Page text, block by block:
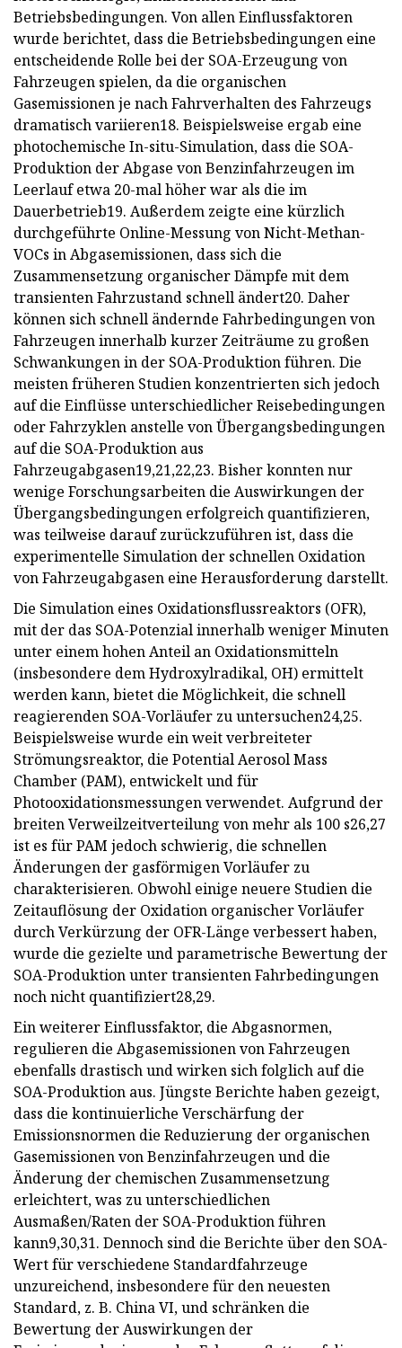
Betriebsbedingungen. Von allen Einflussfaktoren
wurde berichtet, dass die Betriebsbedingungen eine
entscheidende Rolle bei der SOA-Erzeugung von
Fahrzeugen spielen, da die organischen
Gasemissionen je nach Fahrverhalten des Fahrzeugs
dramatisch variieren18. Beispielsweise ergab eine
photochemische In-situ-Simulation, dass die SOA-
Produktion der Abgase von Benzinfahrzeugen im
Leerlauf etwa 20-mal höher war als die im
Dauerbetrieb19. Außerdem zeigte eine kürzlich
durchgeführte Online-Messung von Nicht-Methan-
VOCs in Abgasemissionen, dass sich die
Zusammensetzung organischer Dämpfe mit dem
transienten Fahrzustand schnell ändert20. Daher
können sich schnell ändernde Fahrbedingungen von
Fahrzeugen innerhalb kurzer Zeiträume zu großen
Schwankungen in der SOA-Produktion führen. Die
meisten früheren Studien konzentrierten sich jedoch
auf die Einflüsse unterschiedlicher Reisebedingungen
oder Fahrzyklen anstelle von Übergangsbedingungen
auf die SOA-Produktion aus
Fahrzeugabgasen19,21,22,23. Bisher konnten nur
wenige Forschungsarbeiten die Auswirkungen der
Übergangsbedingungen erfolgreich quantifizieren,
was teilweise darauf zurückzuführen ist, dass die
experimentelle Simulation der schnellen Oxidation
von Fahrzeugabgasen eine Herausforderung darstellt.
Die Simulation eines Oxidationsflussreaktors (OFR),
mit der das SOA-Potenzial innerhalb weniger Minuten
unter einem hohen Anteil an Oxidationsmitteln
(insbesondere dem Hydroxylradikal, OH) ermittelt
werden kann, bietet die Möglichkeit, die schnell
reagierenden SOA-Vorläufer zu untersuchen24,25.
Beispielsweise wurde ein weit verbreiteter
Strömungsreaktor, die Potential Aerosol Mass
Chamber (PAM), entwickelt und für
Photooxidationsmessungen verwendet. Aufgrund der
breiten Verweilzeitverteilung von mehr als 100 s26,27
ist es für PAM jedoch schwierig, die schnellen
Änderungen der gasförmigen Vorläufer zu
charakterisieren. Obwohl einige neuere Studien die
Zeitauflösung der Oxidation organischer Vorläufer
durch Verkürzung der OFR-Länge verbessert haben,
wurde die gezielte und parametrische Bewertung der
SOA-Produktion unter transienten Fahrbedingungen
noch nicht quantifiziert28,29.
Ein weiterer Einflussfaktor, die Abgasnormen,
regulieren die Abgasemissionen von Fahrzeugen
ebenfalls drastisch und wirken sich folglich auf die
SOA-Produktion aus. Jüngste Berichte haben gezeigt,
dass die kontinuierliche Verschärfung der
Emissionsnormen die Reduzierung der organischen
Gasemissionen von Benzinfahrzeugen und die
Änderung der chemischen Zusammensetzung
erleichtert, was zu unterschiedlichen
Ausmaßen/Raten der SOA-Produktion führen
kann9,30,31. Dennoch sind die Berichte über den SOA-
Wert für verschiedene Standardfahrzeuge
unzureichend, insbesondere für den neuesten
Standard, z. B. China VI, und schränken die
Bewertung der Auswirkungen der